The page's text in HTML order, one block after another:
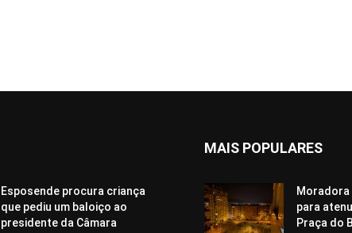
Esposende procura criança
que pediu um baloiço ao
presidente da Câmara
MAIS POPULARES
Moradora
para
Praça do